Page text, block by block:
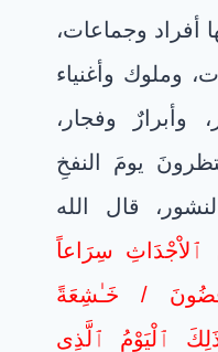
أفراد وجماعات،
وملوك وأغنياء
وأبرارٌ وفجار،
يومَ النفخِ
قال الله
سِرَاعاً
/ خَـٰشِعَةً
ٱلْيَوْمُ ٱلَّذِى